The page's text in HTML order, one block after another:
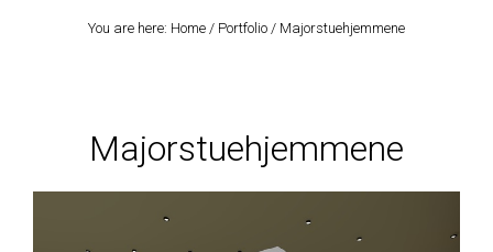
You are here: Home / Portfolio / Majorstuehjemmene
Majorstuehjemmene